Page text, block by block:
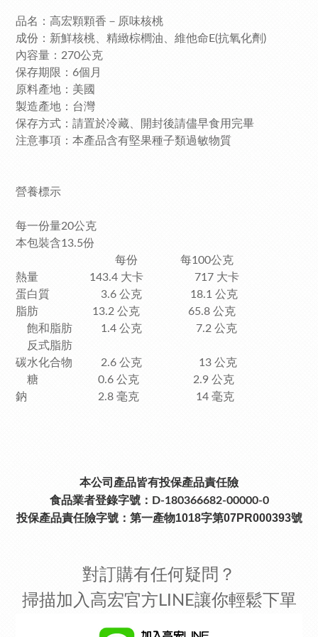
品名：高宏顆顆香－原味核桃
成份： 新鮮核桃、精緻棕櫚油、維他命E(抗氧化劑)
內容量：270公克
保存期限：6個月
原料產地：美國
製造產地：台灣
保存方式：請置於冷藏、開封後請儘早食用完畢
注意事項：本產品含有堅果種子類過敏物質
營養標示
每一份量20公克
本包裝含13.5份
每份 每100公克
熱量 143.4 大卡 717 大卡
蛋白質 3.6 公克 18.1 公克
脂肪 13.2 公克 65.8 公克
飽和脂肪 1.4 公克 7.2 公克
反式脂肪
碳水化合物 2.6 公克 13 公克
糖 0.6 公克 2.9 公克
鈉 2.8 毫克 14 毫克
本公司產品皆有投保產品責任險
食品業者登錄字號：D-180366682-00000-0
投保產品責任險字號： 第一產物1018字第07PR000393號
對訂購有任何疑問？
掃描加入高宏官方LINE讓你輕鬆下單